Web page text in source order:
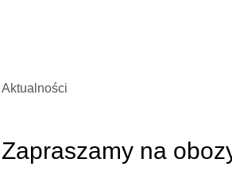
Aktualności
Zapraszamy na